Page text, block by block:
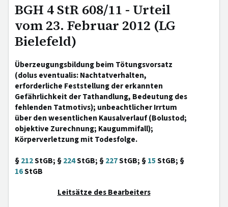
BGH 4 StR 608/11 - Urteil
vom 23. Februar 2012 (LG
Bielefeld)
Überzeugungsbildung beim Tötungsvorsatz
(dolus eventualis: Nachtatverhalten,
erforderliche Feststellung der erkannten
Gefährlichkeit der Tathandlung, Bedeutung des
fehlenden Tatmotivs); unbeachtlicher Irrtum
über den wesentlichen Kausalverlauf (Bolustod;
objektive Zurechnung; Kaugummifall);
Körperverletzung mit Todesfolge.
§212StGB; §224StGB; §227StGB; §15StGB; §
16StGB
Leitsätze des Bearbeiters